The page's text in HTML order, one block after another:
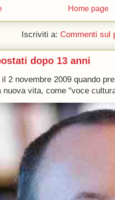
Home page
Iscriviti a: Commenti sul
dopo 13 anni
2 novembre 2009 quando
nuova vita, come "voce